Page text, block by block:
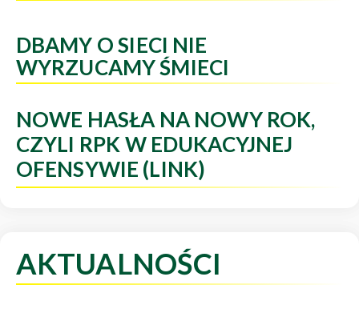
DBAMY O SIECI NIE
WYRZUCAMY ŚMIECI
NOWE HASŁA NA NOWY ROK,
CZYLI RPK W EDUKACYJNEJ
OFENSYWIE (LINK)
AKTUALNOŚCI